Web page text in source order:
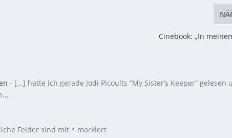
Cinebook: „In
- [...] hatte ich gerade Jodi Picoults “My Sister’s Keeper” gelesen
Felder sind mit* markiert